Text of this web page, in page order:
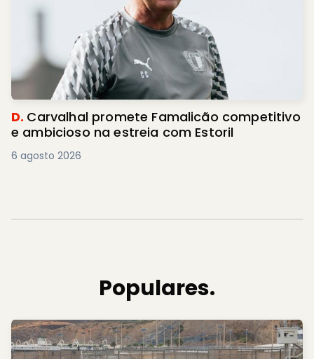
D. Carvalhal promete Famalicão competitivo
e ambicioso na estreia com Estoril
6 agosto 2026
Populares.